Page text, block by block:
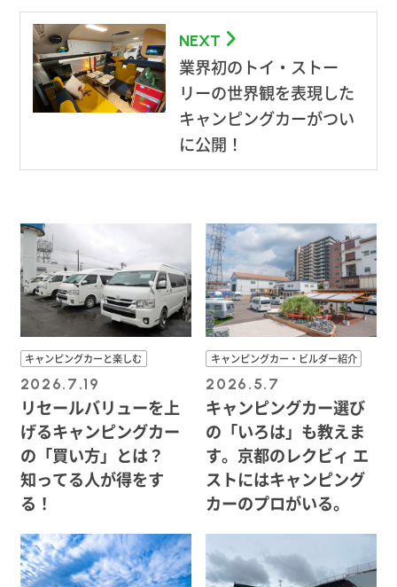
NEXT
業界初のトイ・ストー
リーの世界観を表現した
キャンピングカーがつい
に公開！
キャンピングカーと楽しむ
2026.7.19
リセールバリューを上
げるキャンピングカー
の「買い方」とは？
知ってる人が得をす
る！
キャンピングカー・ビルダー紹介
2026.5.7
キャンピングカー選び
の「いろは」も教えま
す。京都のレクビィ エ
ストにはキャンピング
カーのプロがいる。